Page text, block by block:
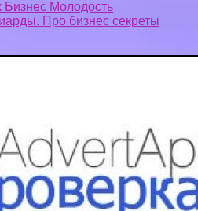
Молодость
Про бизнес секреты